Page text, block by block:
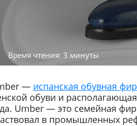
Время чтения: 3 минуты
— испанская обувная
обуви и
Umber — это семейная
в промышленных